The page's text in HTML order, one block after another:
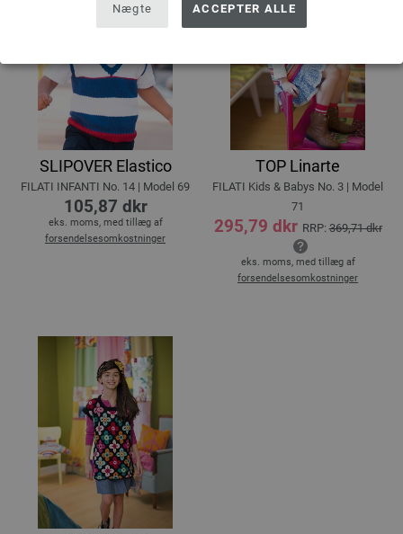
Nægte ACCEPTER ALLE
SLIPOVER Elastico
FILATI INFANTI No. 14 | Model 69
105,87 dkr
eks. moms, med tillæg af
forsendelsesomkostninger
TOP Linarte
FILATI Kids & Babys No. 3 | Model
71
295,79 dkr RRP:369,71 dkr
eks. moms, med tillæg af
forsendelsesomkostninger